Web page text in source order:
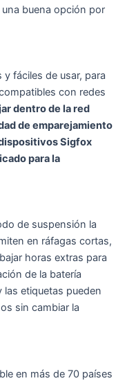
buena opción por
fáciles de usar, para
con redes
dentro de la red
de emparejamiento
Sigfox
para la
de suspensión la
en ráfagas cortas,
horas extras para
de la batería
etiquetas pueden
sin cambiar la
en más de 70 países